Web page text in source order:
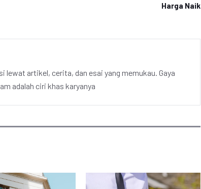
Harga Naik
lewat artikel, cerita, dan esai yang memukau. Gaya
adalah ciri khas karyanya